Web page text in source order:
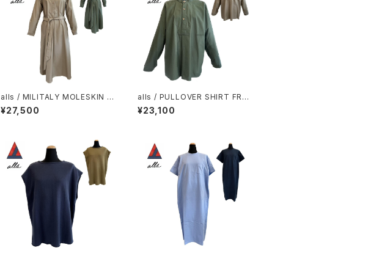
alls / MILITALY MOLESKIN D
RESS
¥27,500
alls / PULLOVER SHIRT FRA
N MILITALY MOLESKIN
¥23,100